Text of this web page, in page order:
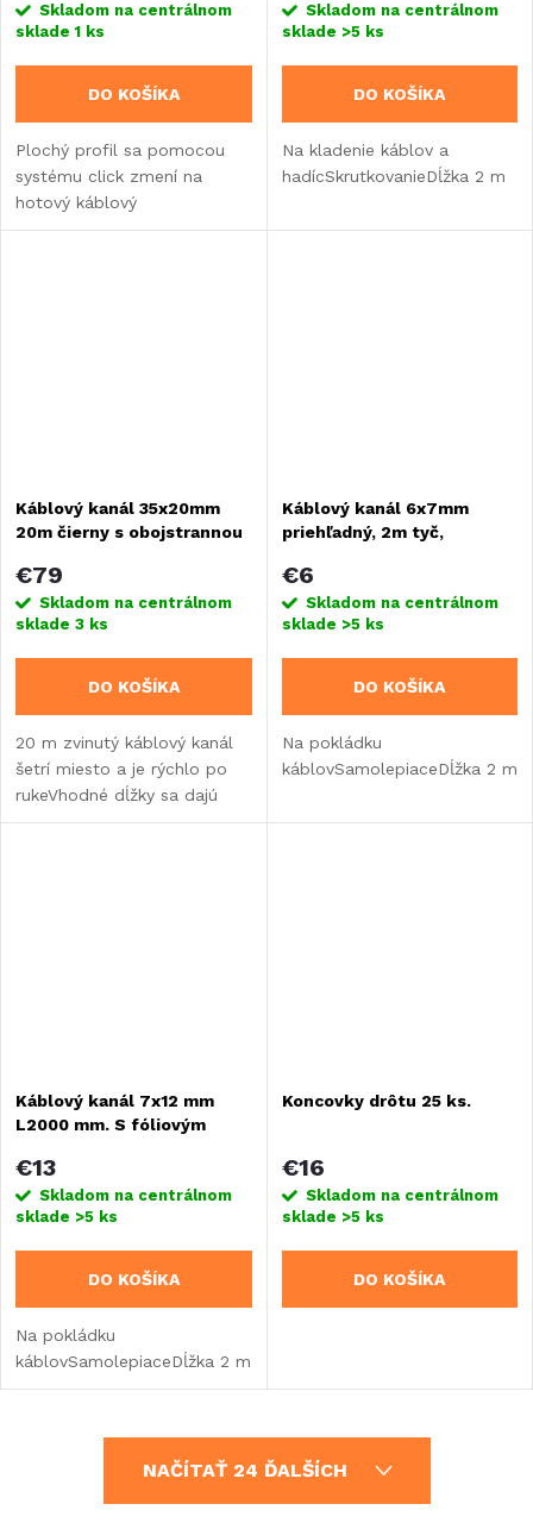
Skladom na centrálnom
sklade1 ks
DO KOŠÍKA
Plochý profil sa pomocou
systému click zmení na
hotový káblový
kanál.Obojstranná lepiaca
Skladom na centrálnom
sklade >5 ks
DO KOŠÍKA
Na kladenie káblov a
hadícSkrutkovanieDĺžka 2 m
Káblový kanál 35x20mm
20m čierny s obojstrannou
€79
Skladom na centrálnom
sklade 3 ks
DO KOŠÍKA
20 m zvinutý káblový kanál
šetrí miesto a je rýchlo po
rukeVhodné dĺžky sa dajú
ihneď narezať na potrebný
Káblový kanál 6x7mm
priehľadný, 2m tyč,
€6
Skladom na centrálnom
sklade >5 ks
DO KOŠÍKA
Na pokládku
káblovSamolepiaceDĺžka 2 m
Káblový kanál 7x12 mm
L2000 mm. S fóliovým
samolepiaci
€13
Skladom na centrálnom
sklade >5 ks
DO KOŠÍKA
Na pokládku
káblovSamolepiaceDĺžka 2 m
Koncovky drôtu 25 ks.
€16
Skladom na centrálnom
sklade >5 ks
DO KOŠÍKA
NAČÍTAŤ 24 ĎALŠÍCH